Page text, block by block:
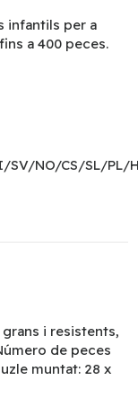
infantils per a
a 400 peces.
NO/CS/SL/PL/
i resistents,
de peces
muntat: 28 x